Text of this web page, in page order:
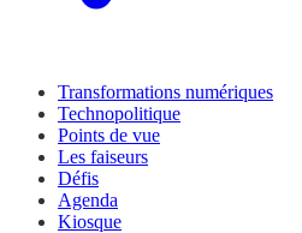
Transformations numériques
Technopolitique
Points de vue
Les faiseurs
Défis
Agenda
Kiosque